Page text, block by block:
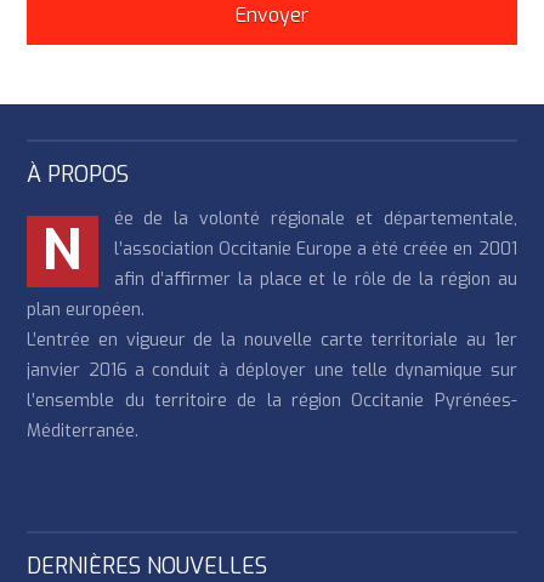
À PROPOS
N
ée de la volonté régionale et départementale,
l’association Occitanie Europe a été créée en 2001
afin d’affirmer la place et le rôle de la région au
plan européen.
L’entrée en vigueur de la nouvelle carte territoriale au 1er
janvier 2016 a conduit à déployer une telle dynamique sur
l’ensemble du territoire de la région Occitanie Pyrénées-
Méditerranée.
DERNIÈRES NOUVELLES